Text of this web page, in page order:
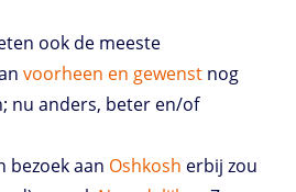
ook de meeste
voorheen en gewenst nog
nu anders, beter en/of
bezoek aan Oshkosh erbij zou